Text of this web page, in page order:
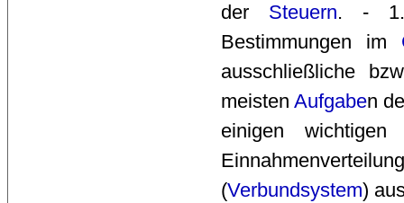
der Steuern. - 1.
Bestimmungen im
ausschließliche
meisten Aufgaben
einigen
(Verbundsystem)